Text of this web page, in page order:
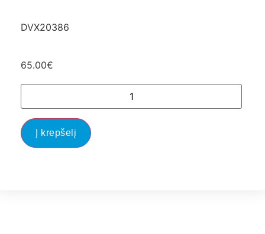
DVX20386
65.00€
Į krepšelį